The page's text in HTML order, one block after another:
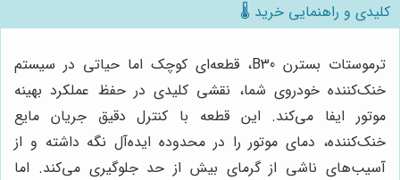
کلیدی و راهنمایی خرید 🌡️
ترموستات بسترن B30، قطعه‌ای کوچک اما حیاتی در سیستم
خنک‌کننده خودروی شما، نقشی کلیدی در حفظ عملکرد بهینه
موتور ایفا می‌کند. این قطعه با کنترل دقیق جریان مایع
خنک‌کننده، دمای موتور را در محدوده ایده‌آل نگه داشته و از
آسیب‌های ناشی از گرمای بیش از حد جلوگیری می‌کند. اما